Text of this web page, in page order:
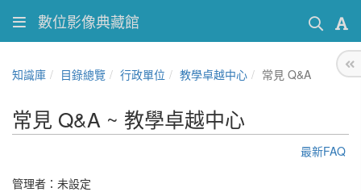
數位影像典藏館
知識庫 目錄總覽 行政單位 教學卓越中心 常見 Q&A
常見 Q&A ~ 教學卓越中心
最新FAQ
管理者：未設定